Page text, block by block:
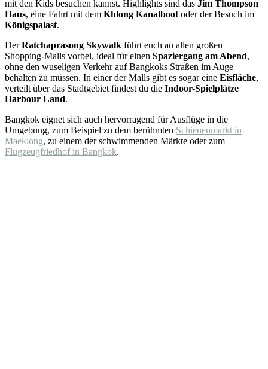
mit den Kids besuchen kannst. Highlights sind das Jim Thompson
Haus, eine Fahrt mit dem Khlong Kanalboot oder der Besuch im
Königspalast.
DerRatchaprasong Skywalk führt euch an allen großen
Shopping-Malls vorbei, ideal für einen Spaziergang am Abend,
ohne den wuseligen Verkehr auf Bangkoks Straßen im Auge
behalten zu müssen. In einer der Malls gibt es sogar eine Eisfläche,
verteilt über das Stadtgebiet findest du die Indoor-Spielplätze
Harbour Land.
Bangkok eignet sich auch hervorragend für Ausflüge in die
Umgebung, zum Beispiel zu dem berühmten Schienenmarkt in
Maeklong, zu einem der schwimmenden Märkte oder zum
Flugzeugfriedhof in Bangkok.